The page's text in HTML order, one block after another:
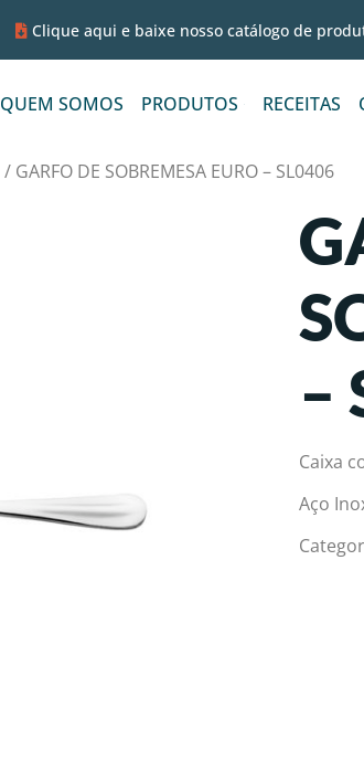
Clique aqui e baixe nosso catálogo de
QUEM SOMOS PRODUTOS RECEITAS
/ GARFO DE SOBREMESA EURO – SL0406
–
Caixa
Aço